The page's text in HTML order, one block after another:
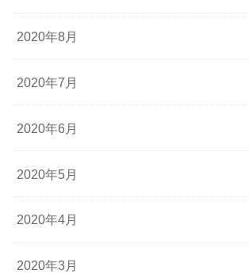
2020年8月
2020年7月
2020年6月
2020年5月
2020年4月
2020年3月